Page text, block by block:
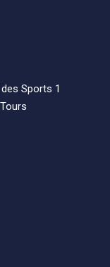
Sports 1